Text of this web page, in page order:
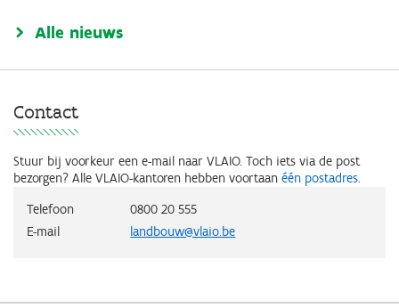
Alle nieuws
Contact
Stuur bij voorkeur een e-mail naar VLAIO. Toch iets via de post
bezorgen? Alle VLAIO-kantoren hebben voortaan één postadres.
Telefoon
0800 20 555
E-mail
landbouw@vlaio.be